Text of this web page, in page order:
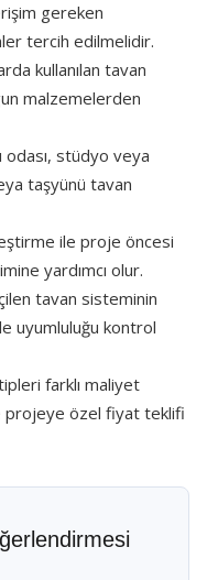
gereken
tercih edilmelidir.
kullanılan tavan
malzemelerden
odası, stüdyo veya
taşyünü tavan
ile proje öncesi
yardımcı olur.
tavan sisteminin
uyumluluğu kontrol
farklı maliyet
projeye özel fiyat teklifi